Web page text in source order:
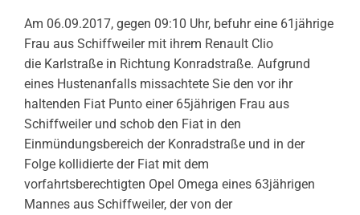
Am 06.09.2017, gegen 09:10 Uhr, befuhr eine 61jährige
Frau aus Schiffweiler mit ihrem Renault Clio
die Karlstraße in Richtung Konradstraße. Aufgrund
eines Hustenanfalls missachtete Sie den vor ihr
haltenden Fiat Punto einer 65jährigen Frau aus
Schiffweiler und schob den Fiat in den
Einmündungsbereich der Konradstraße und in der
Folge kollidierte der Fiat mit dem
vorfahrtsberechtigten Opel Omega eines 63jährigen
Mannes aus Schiffweiler, der von der